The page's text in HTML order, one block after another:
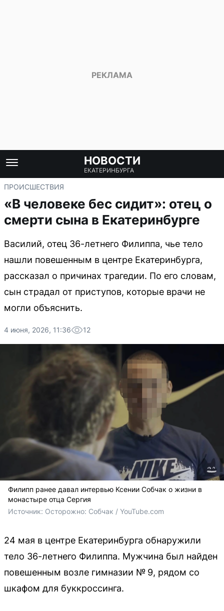
НОВОСТИ
ЕКАТЕРИНБУРГА
ПРОИСШЕСТВИЯ
«В человеке бес сидит»: отец о
смерти сына в Екатеринбурге
Василий, отец 36-летнего Филиппа, чье тело
нашли повешенным в центре Екатеринбурга,
рассказал о причинах трагедии. По его словам,
сын страдал от приступов, которые врачи не
могли объяснить.
4 июня, 2026, 11:36 12
Филипп ранее давал интервью Ксении Собчак о жизни в
монастыре отца Сергия
Источник: Осторожно: Собчак / YouTube.com
24 мая в центре Екатеринбурга обнаружили
тело 36-летнего Филиппа. Мужчина был найден
повешенным возле гимназии № 9, рядом со
шкафом для буккроссинга.